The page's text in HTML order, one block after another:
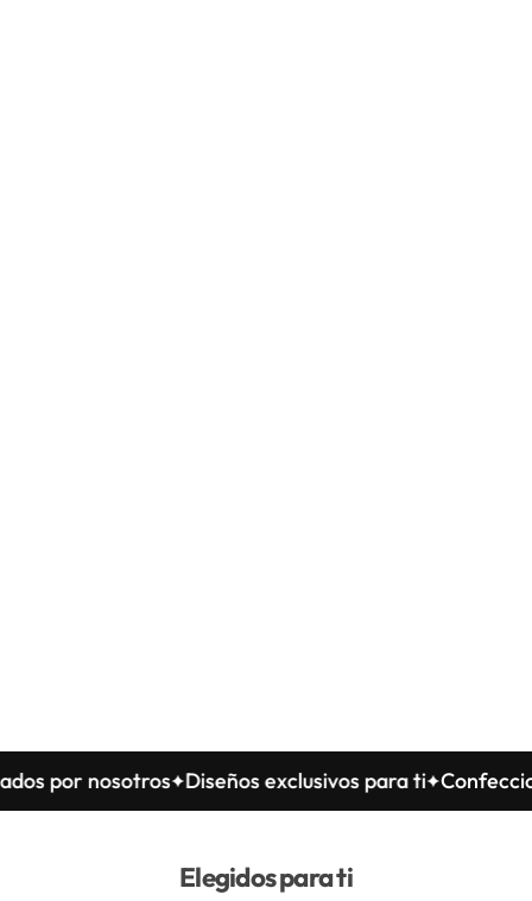
por nosotros Diseños exclusivos para ti
Elegidos para ti